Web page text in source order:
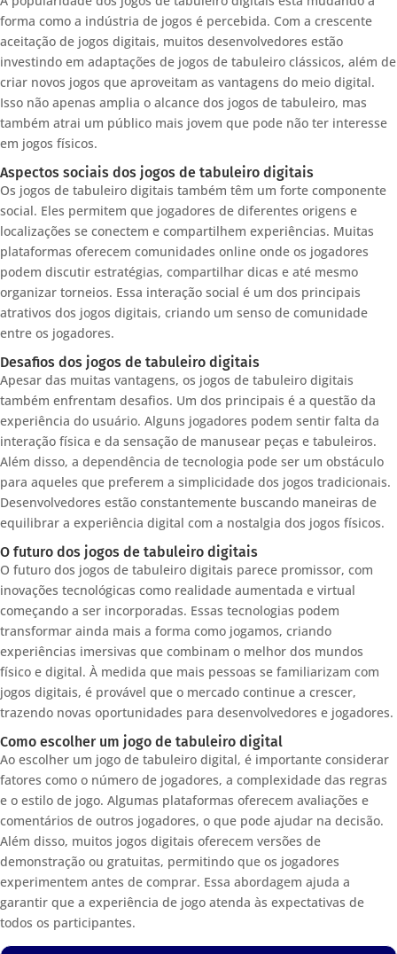
forma como a indústria de jogos é percebida. Com a crescente
aceitação de jogos digitais, muitos desenvolvedores estão
investindo em adaptações de jogos de tabuleiro clássicos, além de
criar novos jogos que aproveitam as vantagens do meio digital.
Isso não apenas amplia o alcance dos jogos de tabuleiro, mas
também atrai um público mais jovem que pode não ter interesse
em jogos físicos.
Aspectos sociais dos jogos de tabuleiro digitais
Os jogos de tabuleiro digitais também têm um forte componente
social. Eles permitem que jogadores de diferentes origens e
localizações se conectem e compartilhem experiências. Muitas
plataformas oferecem comunidades online onde os jogadores
podem discutir estratégias, compartilhar dicas e até mesmo
organizar torneios. Essa interação social é um dos principais
atrativos dos jogos digitais, criando um senso de comunidade
entre os jogadores.
Desafios dos jogos de tabuleiro digitais
Apesar das muitas vantagens, os jogos de tabuleiro digitais
também enfrentam desafios. Um dos principais é a questão da
experiência do usuário. Alguns jogadores podem sentir falta da
interação física e da sensação de manusear peças e tabuleiros.
Além disso, a dependência de tecnologia pode ser um obstáculo
para aqueles que preferem a simplicidade dos jogos tradicionais.
Desenvolvedores estão constantemente buscando maneiras de
equilibrar a experiência digital com a nostalgia dos jogos físicos.
O futuro dos jogos de tabuleiro digitais
O futuro dos jogos de tabuleiro digitais parece promissor, com
inovações tecnológicas como realidade aumentada e virtual
começando a ser incorporadas. Essas tecnologias podem
transformar ainda mais a forma como jogamos, criando
experiências imersivas que combinam o melhor dos mundos
físico e digital. À medida que mais pessoas se familiarizam com
jogos digitais, é provável que o mercado continue a crescer,
trazendo novas oportunidades para desenvolvedores e jogadores.
Como escolher um jogo de tabuleiro digital
Ao escolher um jogo de tabuleiro digital, é importante considerar
fatores como o número de jogadores, a complexidade das regras
e o estilo de jogo. Algumas plataformas oferecem avaliações e
comentários de outros jogadores, o que pode ajudar na decisão.
Além disso, muitos jogos digitais oferecem versões de
demonstração ou gratuitas, permitindo que os jogadores
experimentem antes de comprar. Essa abordagem ajuda a
garantir que a experiência de jogo atenda às expectativas de
todos os participantes.